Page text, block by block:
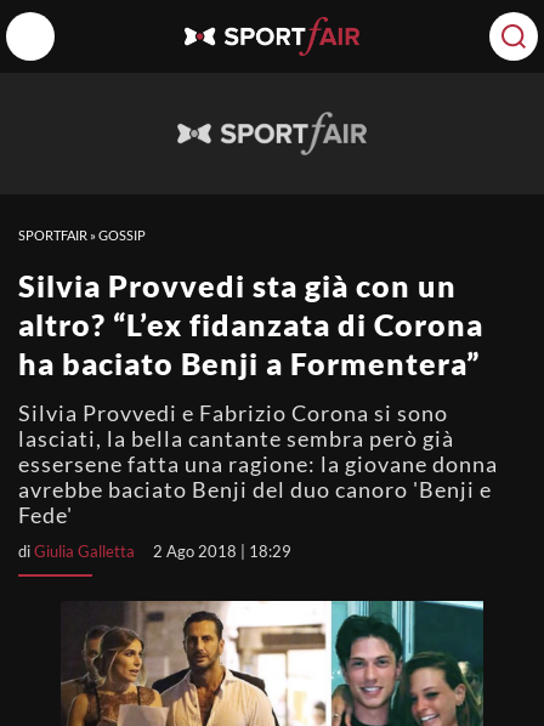
SPORTFAIR »GOSSIP
Silvia Provvedi sta già con un
altro? “L’ex fidanzata di Corona
ha baciato Benji a Formentera”
Silvia Provvedi e Fabrizio Corona si sono
lasciati, la bella cantante sembra però già
essersene fatta una ragione: la giovane donna
avrebbe baciato Benji del duo canoro 'Benji e
Fede'
diGiulia Galletta 2 Ago 2018 | 18:29